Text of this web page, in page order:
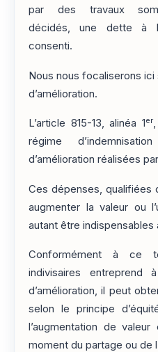
par des travaux
décidés, une dette à
consenti.
Nous nous focaliserons
d’amélioration.
L’article 815-13, alinéa 1er
régime
d’amélioration réalisées
Ces dépenses, qualifiées
augmenter la valeur ou
autant être indispensables
Conformément à ce
indivisaires
d’amélioration, il peut
selon le principe
l’augmentation de
moment du partage ou de